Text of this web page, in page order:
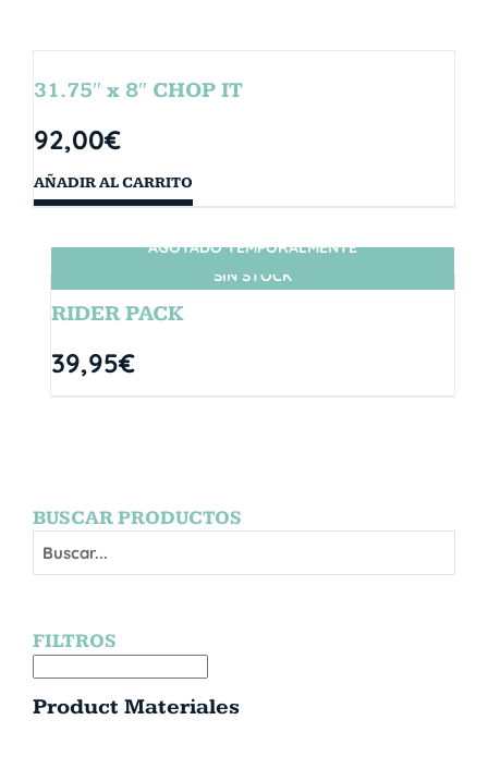
31.75″ x 8″ CHOP IT
92,00€
AÑADIR AL CARRITO
SIN STOCK
AGOTADO TEMPORALMENTE
RIDER PACK
39,95€
BUSCAR PRODUCTOS
FILTROS
Product Materiales